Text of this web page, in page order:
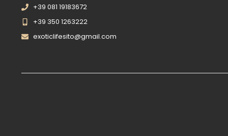
+39 081 19183672
+39 350 1263222
exoticlifesito@gmail.com